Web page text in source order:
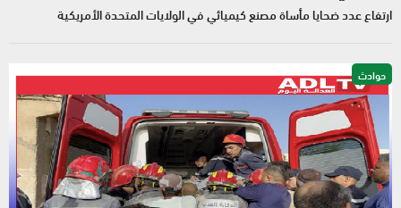
ارتفاع عدد ضحايا مأساة مصنع كيميائي في الولايات المتحدة الأمريكية
حوادث